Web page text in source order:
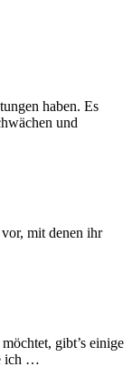
haben. Es
und
mit denen ihr
gibt’s einige
ich …